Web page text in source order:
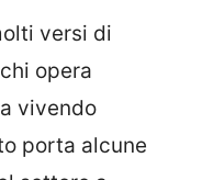
versi di
opera
vivendo
porta alcune